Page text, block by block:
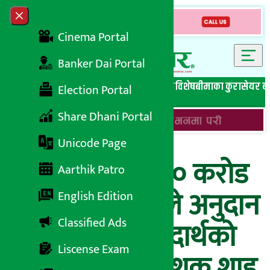
Skip to content
Close menu
Cinema Portal
Banker Dai Portal
Election Portal
Share Dhani Portal
Unicode Page
Aarthik Patro
English Edition
Classified Ads
Liscense Exam
सबै समाचारबेथिति मुर्दाबादबैंकिङ विशेष लघुवित्त विशेषबीमाका कुरासेयर
‘मासिक ५ अर्ब २० करोड
घाटा छ, सरकारले अनुदान
दिए पेट्रोलियम पदार्थको